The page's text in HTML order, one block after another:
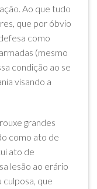
Ao que tudo
que por óbvio
como
(mesmo
condição ao se
visando a
grandes
como ato de
ato de
lesão ao erário
culposa, que